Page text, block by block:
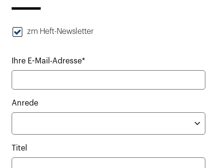
zm Heft-Newsletter
Ihre E-Mail-Adresse*
Anrede
Titel